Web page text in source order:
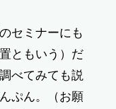
セミナーにも
ともいう）だ
べてみても説
ぷん。（お願